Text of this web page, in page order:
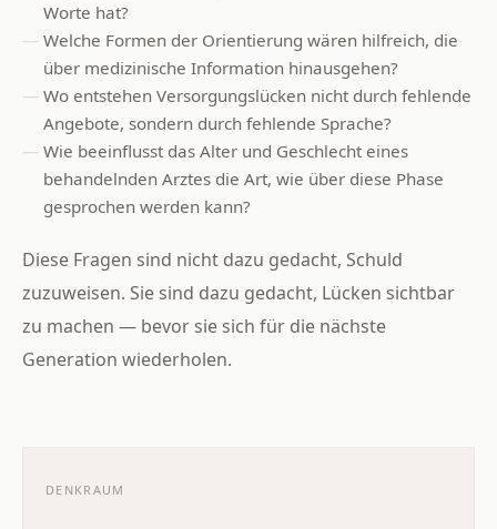
Worte hat?
Welche Formen der Orientierung wären hilfreich, die
über medizinische Information hinausgehen?
Wo entstehen Versorgungslücken nicht durch fehlende
Angebote, sondern durch fehlende Sprache?
Wie beeinflusst das Alter und Geschlecht eines
behandelnden Arztes die Art, wie über diese Phase
gesprochen werden kann?
Diese Fragen sind nicht dazu gedacht, Schuld
zuzuweisen. Sie sind dazu gedacht, Lücken sichtbar
zu machen — bevor sie sich für die nächste
Generation wiederholen.
DENKRAUM